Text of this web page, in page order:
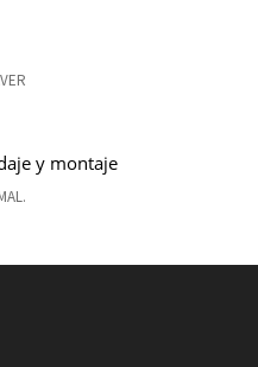
y montaje